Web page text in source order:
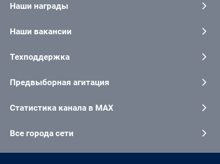
Наши награды
Наши вакансии
Техподдержка
Предвыборная агитация
Статистика канала в MAX
Все города сети